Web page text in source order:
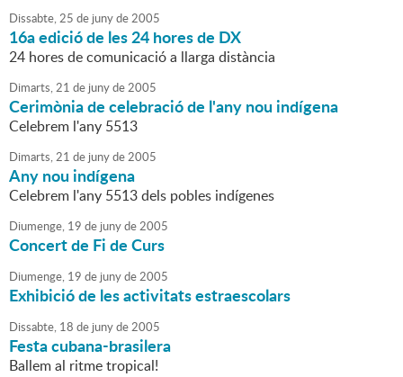
Dissabte,25 de junyde2005
16a edició de les 24 hores de DX
24 hores de comunicació a llarga distància
Dimarts,21 de junyde2005
Cerimònia de celebració de l'any nou indígena
Celebrem l'any 5513
Dimarts,21 de junyde2005
Any nou indígena
Celebrem l'any 5513 dels pobles indígenes
Diumenge, 19 de junyde2005
Concert de Fi de Curs
Diumenge, 19 de junyde2005
Exhibició de les activitats estraescolars
Dissabte, 18 de junyde2005
Festa cubana-brasilera
Ballem al ritme tropical!